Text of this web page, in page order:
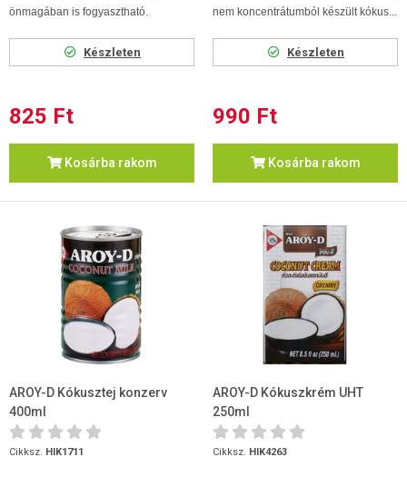
önmagában is fogyasztható.
Készleten
825 Ft
Kosárba rakom
nem koncentrátumból készült kókus...
Készleten
990 Ft
Kosárba rakom
AROY-D Kókusztej konzerv
400ml
Cikksz. HIK1711
AROY-D Kókuszkrém UHT
250ml
Cikksz. HIK4263